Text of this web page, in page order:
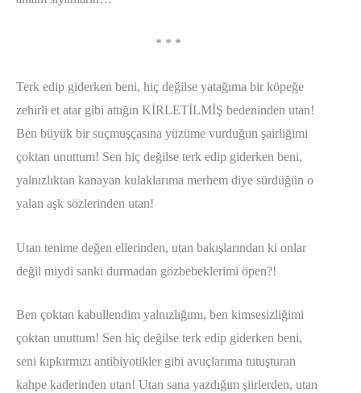
* * *
Terk edip giderken beni, hiç değilse yatağıma bir köpeğe
zehirli et atar gibi attığın KİRLETİLMİŞ bedeninden utan!
Ben büyük bir suçmuşçasına yüzüme vurduğun şairliğimi
çoktan unuttum! Sen hiç değilse terk edip giderken beni,
yalnızlıktan kanayan kulaklarıma merhem diye sürdüğün o
yalan aşk sözlerinden utan!
Utan tenime değen ellerinden, utan bakışlarından ki onlar
değil miydi sanki durmadan gözbebeklerimi öpen?!
Ben çoktan kabullendim yalnızlığımı, ben kimsesizliğimi
çoktan unuttum! Sen hiç değilse terk edip giderken beni,
seni kıpkırmızı antibiyotikler gibi avuçlarıma tutuşturan
kahpe kaderinden utan! Utan sana yazdığım şiirlerden, utan